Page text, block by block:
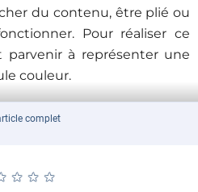
du contenu, être plié ou
Pour réaliser ce
à représenter une
couleur.
possible de fabriquer, sans
flexibles. Peut-être
complet
★ ★ ★
★ ★ ★